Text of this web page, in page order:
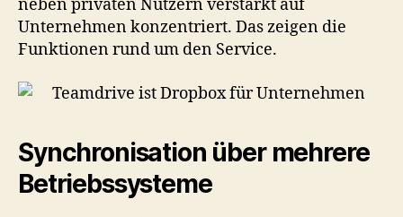
neben privaten Nutzern verstärkt auf
Unternehmen konzentriert. Das zeigen die
Funktionen rund um den Service.
Synchronisation über mehrere
Betriebssysteme